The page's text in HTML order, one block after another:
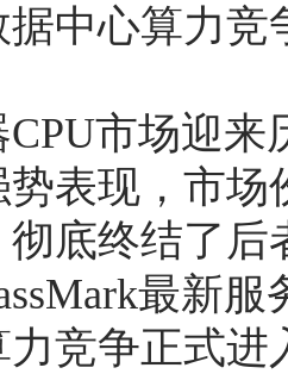
中心算力竞
CPU市场迎
表现，市
底终结了
最新
竞争正式进